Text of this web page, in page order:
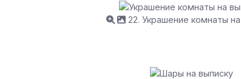
22. Украшение комнаты на